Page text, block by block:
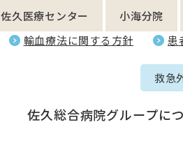
佐久医療センター 小海分院
輸血療法に関する方針
患
救急
佐久総合病院グループに